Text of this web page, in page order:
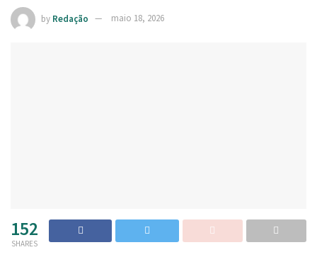
by Redação maio 18, 2026
152
SHARES